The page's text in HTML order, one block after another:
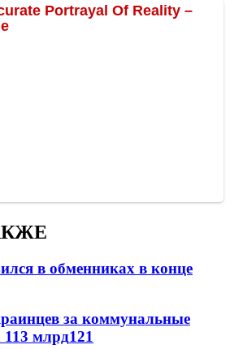
в обменниках в конце
за коммунальные
113 млрд121